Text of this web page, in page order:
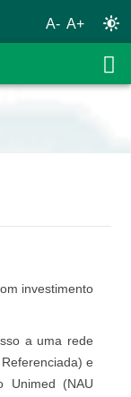
A- A+
investimento
a uma rede
e
Unimed (NAU